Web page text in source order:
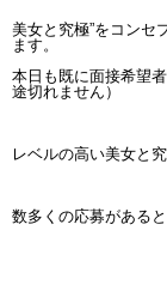
美女と究極”をコンセ
ます。
本日も既に面接希望
途切れません）
レベルの高い美女と
数多くの応募がある